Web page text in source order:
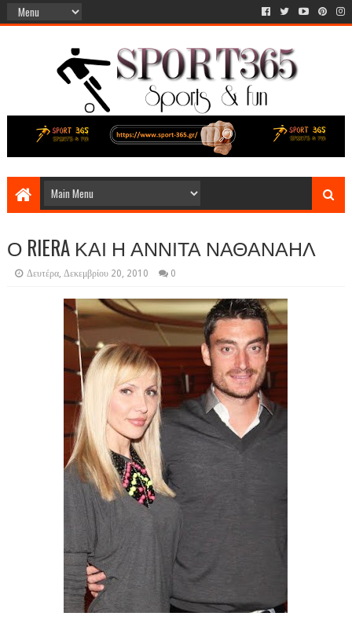
Ο RIERA ΚΑΙ Η ΑΝΝΙΤΑ ΝΑΘΑΝΑΗΛ
Δευτέρα, Δεκεμβρίου 20, 2010 0